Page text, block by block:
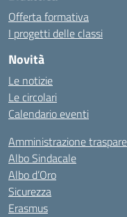
Offerta formativa
I progetti delle classi
Novità
Le notizie
Le circolari
Calendario eventi
Amministrazione
Albo Sindacale
Albo d’Oro
Sicurezza
Erasmus